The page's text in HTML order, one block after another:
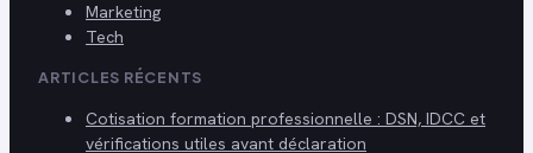
Marketing
Tech
ARTICLES RÉCENTS
Cotisation formation professionnelle : DSN, IDCC et
vérifications utiles avant déclaration